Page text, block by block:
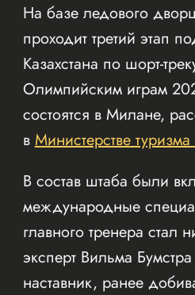
На базе ледового
проходит третий этап
Казахстана по шорт-
Олимпийским играм
состоятся в Милане,
в Министерстве
В состав штаба были
международные
главного тренера стал
эксперт Вильма
наставник, ранее